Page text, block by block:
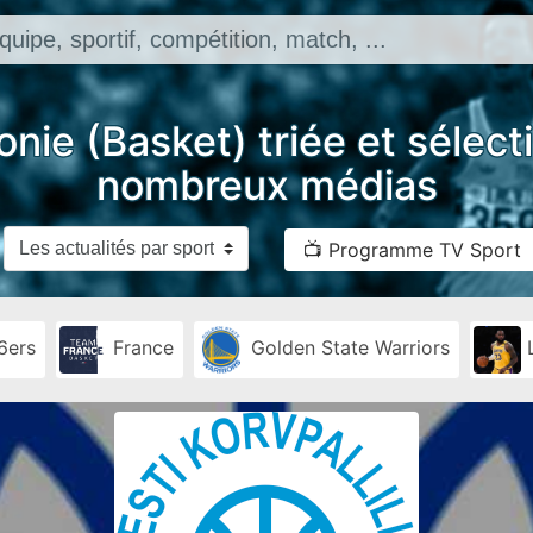
(Basket) triée et
nombreux médias
📺 Programme TV Sport
France Golden State Warriors